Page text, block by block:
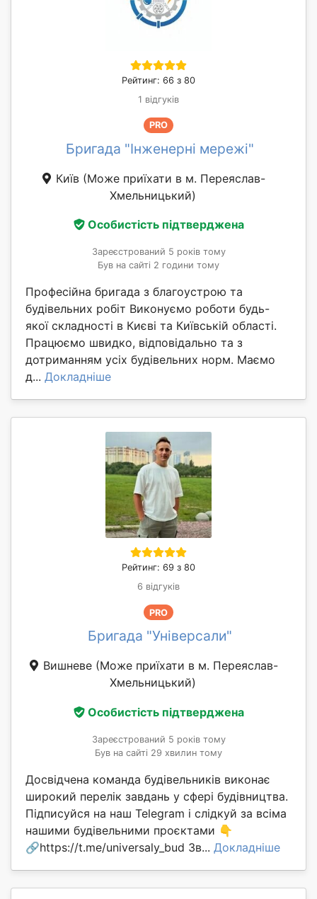
Рейтинг: 66 з 80
1 відгуків
PRO
Бригада "Інженерні мережі"
Київ (Може приїхати в м. Переяслав-
Хмельницький)
Особистість підтверджена
Зареєстрований 5 років тому
Був на сайті 2 години тому
Професійна бригада з благоустрою та
будівельних робіт Виконуємо роботи будь-
якої складності в Києві та Київській області.
Працюємо швидко, відповідально та з
дотриманням усіх будівельних норм. Маємо
д... Докладніше
Рейтинг: 69 з 80
6 відгуків
PRO
Бригада "Універсали"
Вишневе (Може приїхати в м. Переяслав-
Хмельницький)
Особистість підтверджена
Зареєстрований 5 років тому
Був на сайті 29 хвилин тому
Досвідчена команда будівельників виконає
широкий перелік завдань у сфері будівництва.
Підписуйся на наш Telegram і слідкуй за всіма
нашими будівельними проєктами 👇
🔗https://t.me/universaly_bud Зв... Докладніше